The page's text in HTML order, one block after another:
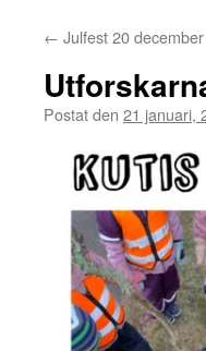
← Julfest 20 december
Postat den 21 januari,